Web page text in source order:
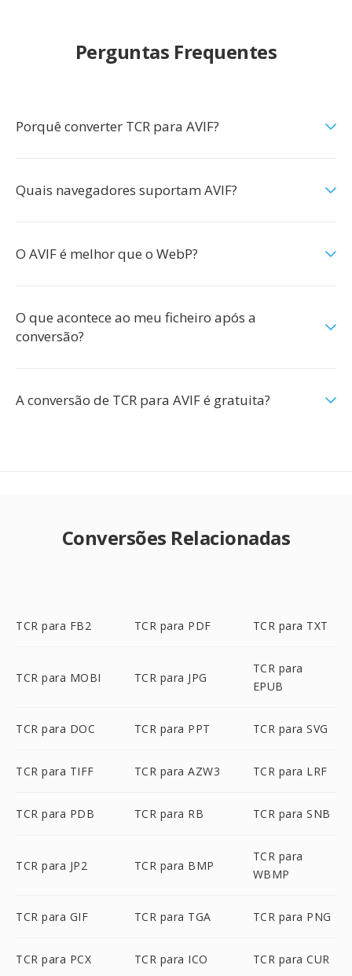
Perguntas Frequentes
Porquê converter TCR para AVIF?
Quais navegadores suportam AVIF?
O AVIF é melhor que o WebP?
O que acontece ao meu ficheiro após a
conversão?
A conversão de TCR para AVIF é gratuita?
Conversões Relacionadas
TCR para FB2 TCR para PDF TCR para TXT
TCR para MOBI TCR para JPG
TCR para
EPUB
TCR para DOC TCR para PPT TCR para SVG
TCR para TIFF TCR para AZW3 TCR para LRF
TCR para PDB TCR para RB TCR para SNB
TCR para JP2 TCR para BMP
TCR para
WBMP
TCR para GIF TCR para TGA TCR para PNG
TCR para PCX TCR para ICO TCR para CUR